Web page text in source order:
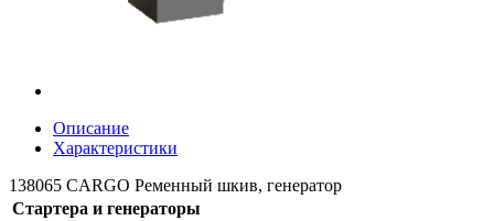
Описание
Характеристики
138065 CARGO Ременный шкив, генератор
Стартера и генераторы